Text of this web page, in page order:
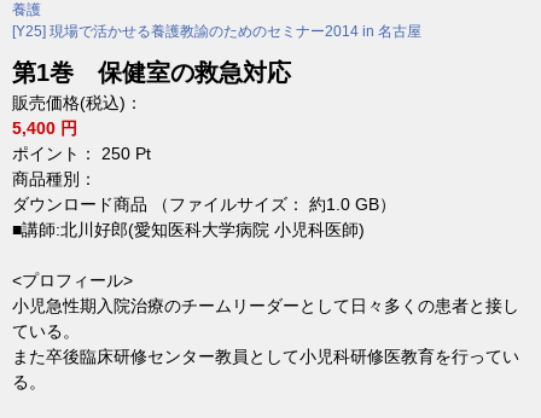
養護
[Y25] 現場で活かせる養護教諭のためのセミナー2014 in 名古屋
第1巻 保健室の救急対応
販売価格(税込)：
5,400 円
ポイント： 250 Pt
商品種別：
ダウンロード商品 （ファイルサイズ： 約1.0 GB）
■講師:北川好郎(愛知医科大学病院 小児科医師)
<プロフィール>
小児急性期入院治療のチームリーダーとして日々多くの患者と接し
ている。
また卒後臨床研修センター教員として小児科研修医教育を行ってい
る。